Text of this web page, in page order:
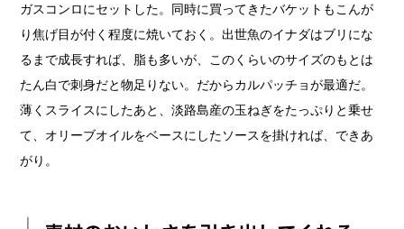
ガスコンロにセットした。同時に買ってきたバケットもこんが
り焦げ目が付く程度に焼いておく。出世魚のイナダはブリにな
るまで成長すれば、脂も多いが、このくらいのサイズのもとは
たん白で刺身だと物足りない。だからカルパッチョが最適だ。
薄くスライスにしたあと、淡路島産の玉ねぎをたっぷりと乗せ
て、オリーブオイルをベースにしたソースを掛ければ、できあ
がり。